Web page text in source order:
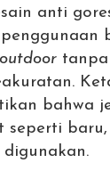
anti
outdoor
bahwa
baru,